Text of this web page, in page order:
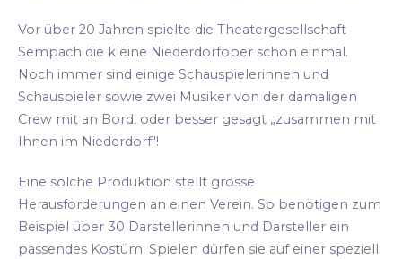
Vor über 20 Jahren spielte die Theatergesellschaft
Sempach die kleine Niederdorfoper schon einmal.
Noch immer sind einige Schauspielerinnen und
Schauspieler sowie zwei Musiker von der damaligen
Crew mit an Bord, oder besser gesagt „zusammen mit
Ihnen im Niederdorf"!
Eine solche Produktion stellt grosse
Herausforderungen an einen Verein. So benötigen zum
Beispiel über 30 Darstellerinnen und Darsteller ein
passendes Kostüm. Spielen dürfen sie auf einer speziell